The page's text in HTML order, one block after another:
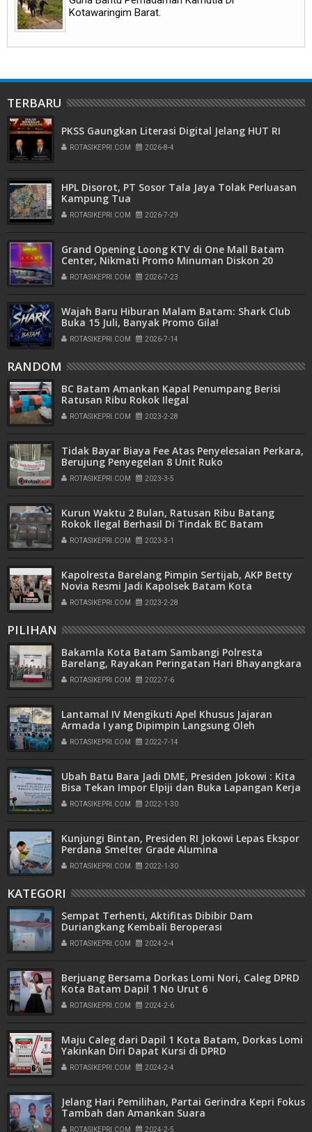
Kotawaringim Barat.
TERBARU
PKSS Gaungkan Literasi Digital Jelang HUT RI
ROTASIKEPRI.COM 2026-8-4
HPL Disorot, PT Sosor Tala Jaya Tolak Perluasan
Kampung Tua
ROTASIKEPRI.COM 2026-7-29
Grand Opening Loong KTV di One Mall Batam
Center, Nikmati Promo Minuman Diskon 20
Persen
ROTASIKEPRI.COM 2026-7-23
Wajah Baru Hiburan Malam Batam: Shark Club
Buka 15 Juli, Banyak Promo Gila!
ROTASIKEPRI.COM 2026-7-14
RANDOM
BC Batam Amankan Kapal Penumpang Berisi
Ratusan Ribu Rokok Ilegal
ROTASIKEPRI.COM 2023-2-28
Tidak Bayar Biaya Fee Atas Penyelesaian Perkara,
Berujung Penyegelan 8 Unit Ruko
ROTASIKEPRI.COM 2023-3-5
Kurun Waktu 2 Bulan, Ratusan Ribu Batang
Rokok Ilegal Berhasil Di Tindak BC Batam
ROTASIKEPRI.COM 2023-3-1
Kapolresta Barelang Pimpin Sertijab, AKP Betty
Novia Resmi Jadi Kapolsek Batam Kota
ROTASIKEPRI.COM 2023-2-28
PILIHAN
Bakamla Kota Batam Sambangi Polresta
Barelang, Rayakan Peringatan Hari Bhayangkara
ke-76
ROTASIKEPRI.COM 2022-7-6
Lantamal IV Mengikuti Apel Khusus Jajaran
Armada I yang Dipimpin Langsung Oleh
Pangkoarmada I
ROTASIKEPRI.COM 2022-7-14
Ubah Batu Bara Jadi DME, Presiden Jokowi : Kita
Bisa Tekan Impor Elpiji dan Buka Lapangan Kerja
ROTASIKEPRI.COM 2022-1-30
Kunjungi Bintan, Presiden RI Jokowi Lepas Ekspor
Perdana Smelter Grade Alumina
ROTASIKEPRI.COM 2022-1-30
KATEGORI
Sempat Terhenti, Aktifitas Dibibir Dam
Duriangkang Kembali Beroperasi
ROTASIKEPRI.COM 2024-2-4
Berjuang Bersama Dorkas Lomi Nori, Caleg DPRD
Kota Batam Dapil 1 No Urut 6
ROTASIKEPRI.COM 2024-2-6
Maju Caleg dari Dapil 1 Kota Batam, Dorkas Lomi
Yakinkan Diri Dapat Kursi di DPRD
ROTASIKEPRI.COM 2024-2-4
Jelang Hari Pemilihan, Partai Gerindra Kepri Fokus
Tambah dan Amankan Suara
ROTASIKEPRI.COM 2024-2-5